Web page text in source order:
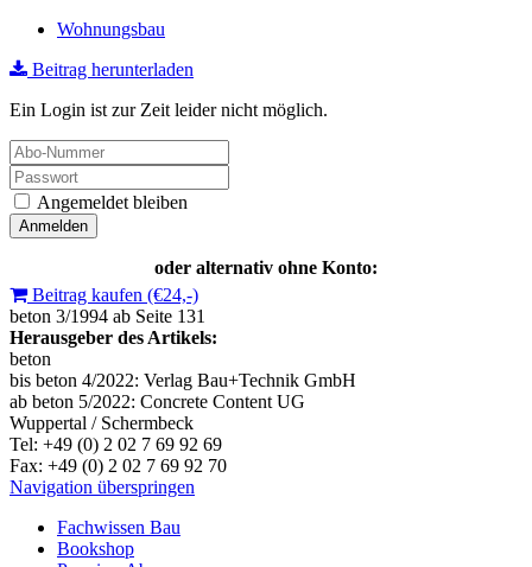
Wohnungsbau
Beitrag herunterladen
Ein Login ist zur Zeit leider nicht möglich.
Angemeldet bleiben
oder alternativ ohne Konto:
Beitrag kaufen (€24,-)
beton 3/1994 ab Seite 131
Herausgeber des Artikels:
beton
bis beton 4/2022: Verlag Bau+Technik GmbH
ab beton 5/2022: Concrete Content UG
Wuppertal / Schermbeck
Tel: +49 (0) 2 02 7 69 92 69
Fax: +49 (0) 2 02 7 69 92 70
Navigation überspringen
Fachwissen Bau
Bookshop